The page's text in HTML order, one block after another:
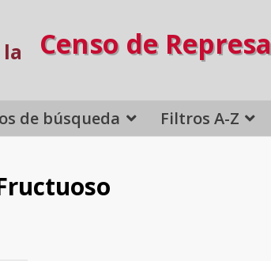
Censo de
de búsqueda Filtros A-Z